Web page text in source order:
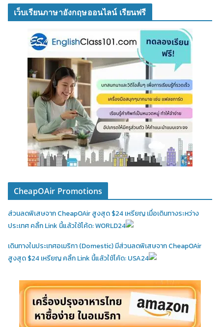
เว็บเรียนภาษาอังกฤษออนไลน์ เรียนฟรี
CheapOAir Promotions
ส่วนลดพิเสษจาก CheapOAir สูงสุด $24 เหรียญ เมื่อเดินทางระหว่าง
ประเทศ คลิ้ก Link นี้แล้วใช้โค้ด: WORLD24
เดินทางในประเทศอเมริกา (Domestic)มีส่วนลดพิเสษจาก CheapOAir
สูงสุด $24 เหรียญ คลิ้ก Link นี้แล้วใช้โค้ด: USA24